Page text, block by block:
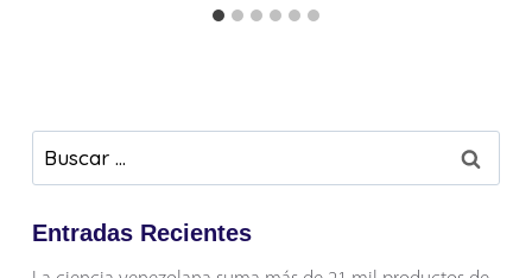
Buscar:
Entradas Recientes